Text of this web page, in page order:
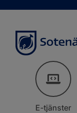
E-tjänster